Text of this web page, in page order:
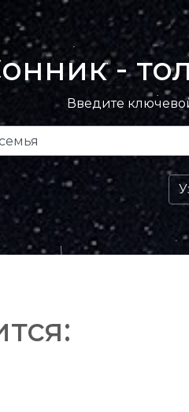
-
Введите